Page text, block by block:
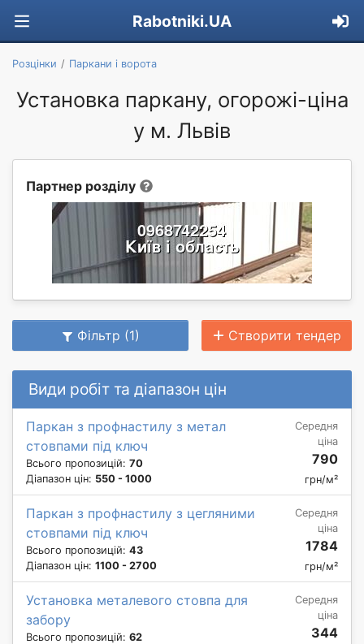
Rabotniki.UA
Розцінки Паркани і ворота
Установка паркану, огорожі-ціна
у м. Львів
Партнер розділу
Фільтр (1) Створити тендер
Види робіт та діапазон цін
Паркан з профнастилу з метал
стовпами під ключ
Всього пропозицій: 70
Діапазон цін: 550 - 1000
Середня
ціна
790
грн/м²
Паркан з профнастилу з цегляними
стовпами під ключ
Всього пропозицій: 43
Діапазон цін: 1100 - 2700
Середня
ціна
1784
грн/м²
Установка металевого стовпа для
забору
Всього пропозицій: 62
Середня
ціна
344